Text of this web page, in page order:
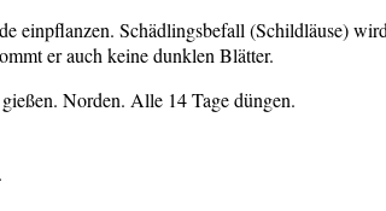
einpflanzen. Schädlingsbefall (Schildläuse)
er auch keine dunklen Blätter.
Norden. Alle 14 Tage düngen.